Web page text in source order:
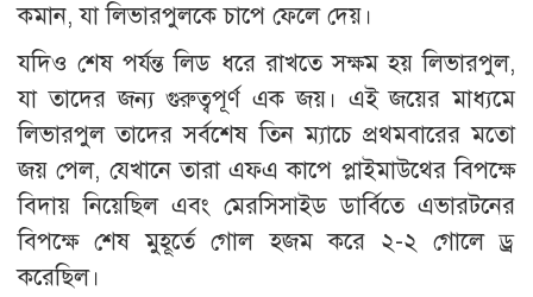
কমান, যা লিভারপুলকে চাপে ফেলে দেয়।
যদিও শেষ পর্যন্ত লিড ধরে রাখতে সক্ষম হয় লিভারপুল,
যা তাদের জন্য গুরুত্বপূর্ণ এক জয়। এই জয়ের মাধ্যমে
লিভারপুল তাদের সর্বশেষ তিন ম্যাচে প্রথমবারের মতো
জয় পেল, যেখানে তারা এফএ কাপে প্লাইমাউথের বিপক্ষে
বিদায় নিয়েছিল এবং মেরসিসাইড ডার্বিতে এভারটনের
বিপক্ষে শেষ মুহূর্তে গোল হজম করে ২-২ গোলে ড্র
করেছিল।